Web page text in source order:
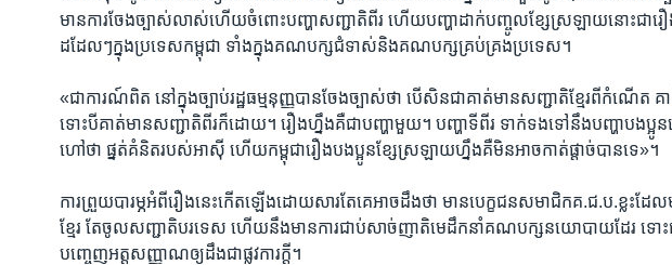
មាន​ការ​ចែងច្បាស់​លាស់​ហើយ​ចំពោះ​បញ្ហា​សញ្ជាតិ​ពីរ​ ហើយ​បញ្ហា​ដាក់​បញ្ចូល​ខ្សែ​ស្រឡាយ​នោះ​ជា​រ
ដដែលៗ​ក្នុង​ប្រទេស​កម្ពុជា​ ទាំង​ក្នុង​គណបក្ស​ជំទាស់​និង​គណបក្ស​គ្រប់គ្រង​ប្រទេស។​
«ជា​ការណ៍​ពិត​ នៅ​ក្នុង​ច្បាប់​រដ្ឋធម្មនុញ្ញ​បានចែង​ច្បាស់​ថា ​បើសិន​ជា​គាត់​មាន​សញ្ជាតិ​ខ្មែរ​ពី​កំណើត​
ទោះបី​គាត់​មាន​សញ្ជាតិ​ពីរ​ក៏​ដោយ។ ​រឿង​ហ្នឹង​គឺ​ជា​បញ្ហា​មួយ។​ បញ្ហា​ទីពីរ ​ទាក់ទង​ទៅ​នឹង​បញ្ហា​បងប្អូន​ន
ហៅ​ថា ​ផ្នត់​គំនិត​របស់​អាស៊ី​ ហើយ​កម្ពុជា​រឿង​បងប្អូន​ខ្សែ​ស្រឡាយ​ហ្នឹង​គឺ​មិន​អាច​កាត់ផ្តាច់​បាន​ទេ»។​
ការ​ព្រួយ​បារម្ភ​អំពី​រឿងនេះ​កើត​ឡើង​ដោយសារ​តែ​គេ​អាច​ដឹង​ថា​ មាន​បេក្ខ​ជន​សមាជិក​គ.ជ.ប.​ខ្លះ​ដ
ខ្មែរ ​តែ​ចូល​សញ្ជាតិ​បរទេស​ ហើយ​នឹង​មាន​ការ​ជាប់​សាច់ញាតិ​មេ​ដឹកនាំ​គណបក្ស​នយោបាយ​ដែរ​ ទោះ​
បញ្ចេញ​អត្ត​សញ្ញាណ​ឲ្យ​ដឹង​ជា​ផ្លូវ​ការ​ក្តី។​